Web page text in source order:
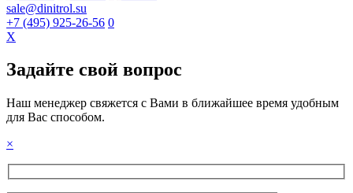
sale@dinitrol.su
+7 (495) 925-26-56 0
X
Задайте свой вопрос
Наш менеджер свяжется с Вами в ближайшее время удобным
для Вас способом.
×